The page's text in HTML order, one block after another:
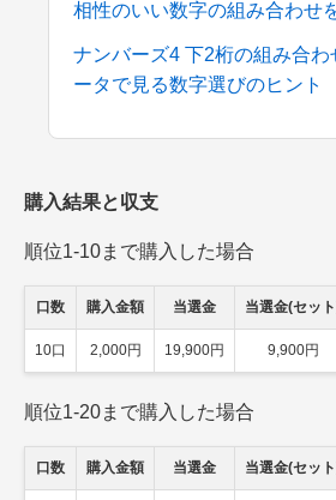
相性のいい数字の組み合わせ
ナンバーズ4 下2桁の組み合
ータで見る数字選びのヒント
購入結果と収支
順位1-10まで購入した場合
口数 購入金額 当選金 当選金(セッ
10口 2,000円 19,900円 9,900円
順位1-20まで購入した場合
口数 購入金額 当選金 当選金(セッ